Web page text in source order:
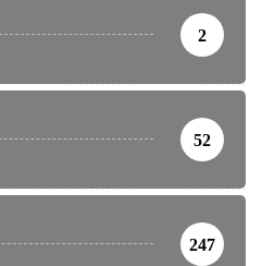
2
52
247